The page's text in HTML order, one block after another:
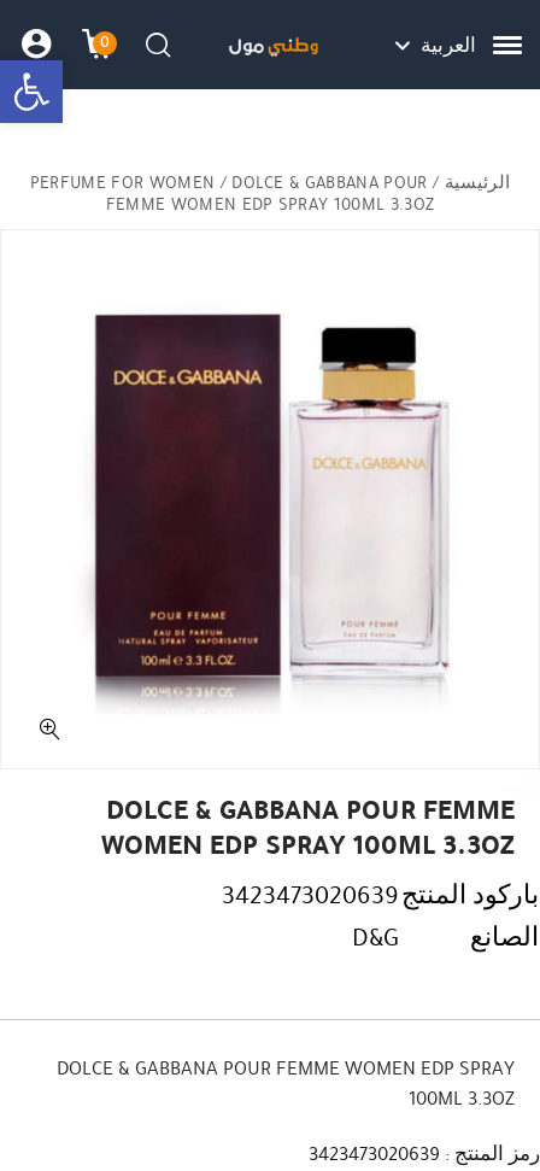
هل نزلت التطبيق ليصلك كل جديد ؟
العربية 0
עגלתחיפוש
الرئيسية /
PERFUME FOR WOMEN / DOLCE & GABBANA POUR
FEMME WOMEN EDP SPRAY 100ML 3.3OZ
DOLCE & GABBANA POUR FEMME
WOMEN EDP SPRAY 100ML 3.3OZ
باركود المنتج3423473020639
الصانع
D&G
DOLCE & GABBANA POUR FEMME WOMEN EDP SPRAY
100ML 3.3OZ
رمز المنتج : 3423473020639